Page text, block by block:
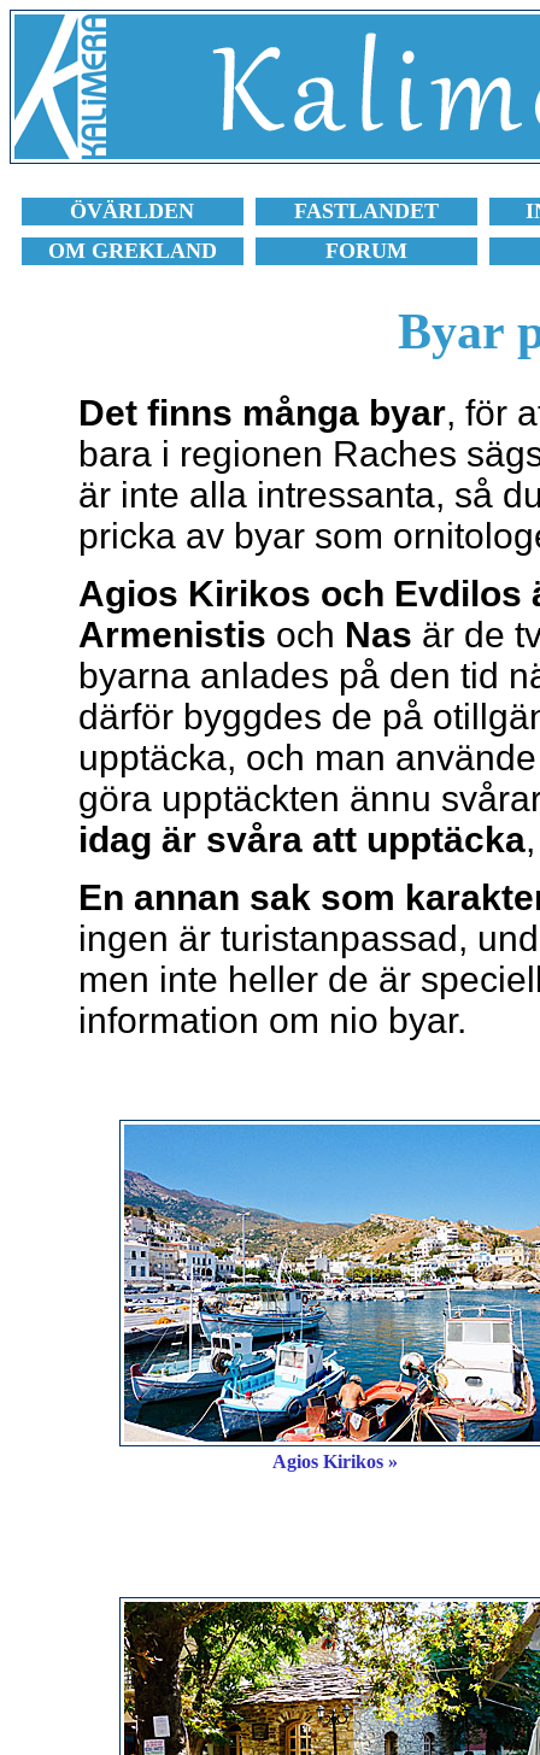
ÖVÄRLDEN FASTLANDET
OM GREKLAND
FORUM
Byar
Det finns många byar, för
bara i regionen Raches
är inte alla intressanta, så
pricka av byar som
Agios Kirikos och Evdilos
Armenistis och Nas är de
byarna anlades på den tid
därför byggdes de på
upptäcka, och man
göra upptäckten ännu
idag är svåra att upptäcka
En annan sak som
ingen är turistanpassad,
men inte heller de är
information om nio byar.
Agios Kirikos »